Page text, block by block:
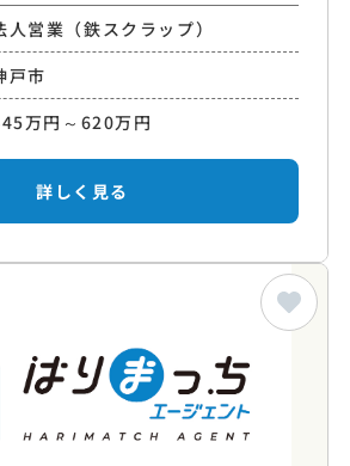
人営業（鉄スクラップ）
戸市
万円～620万円
詳しく見る